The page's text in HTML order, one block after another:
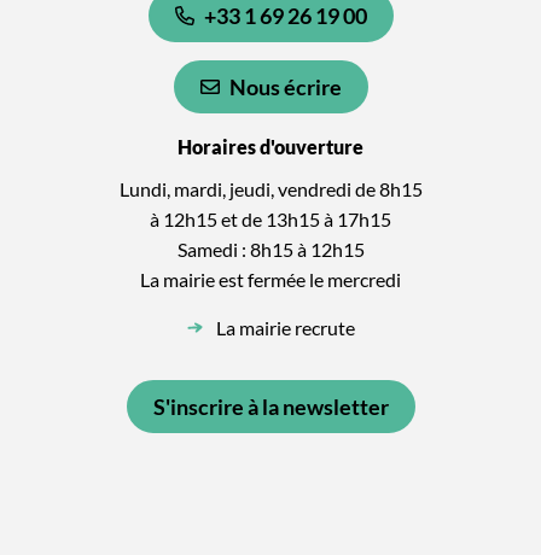
+33 1 69 26 19 00
Nous écrire
Horaires d'ouverture
Lundi, mardi, jeudi, vendredi de 8h15
à 12h15 et de 13h15 à 17h15
Samedi : 8h15 à 12h15
La mairie est fermée le mercredi
La mairie recrute
S'inscrire à la newsletter